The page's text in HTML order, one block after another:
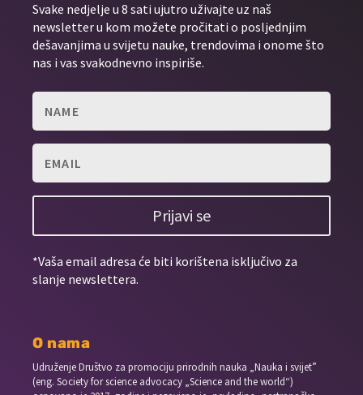
Svake nedjelje u 8 sati ujutro uživajte uz naš
newsletter u kom možete pročitati o posljednjim
dešavanjima u svijetu nauke, trendovima i onome što
nas i vas svakodnevno inspiriše.
Prijavi se
*Vaša email adresa će biti korištena isključivo za
slanje newslettera.
O nama
Udruženje Društvo za promociju prirodnih nauka „Nauka i svijet”
(eng. Society for science advocacy „Science and the world“)